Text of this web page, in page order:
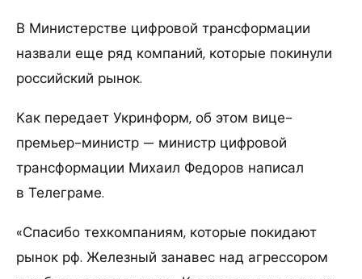
В Министерстве цифровой трансформации
назвали еще ряд компаний, которые покинули
российский рынок.
Как передает Укринформ, об этом вице-
премьер-министр — министр цифровой
трансформации Михаил Федоров написал
в Телеграме.
«Спасибо техкомпаниям, которые покидают
рынок рф. Железный занавес над агрессором